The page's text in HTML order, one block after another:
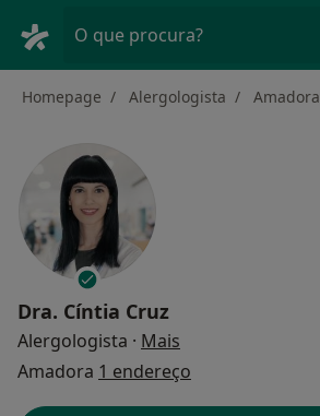
O que procura?
Homepage Alergologista Amadora
Dra. Cíntia Cruz
Alergologista · Mais
Amadora 1 endereço